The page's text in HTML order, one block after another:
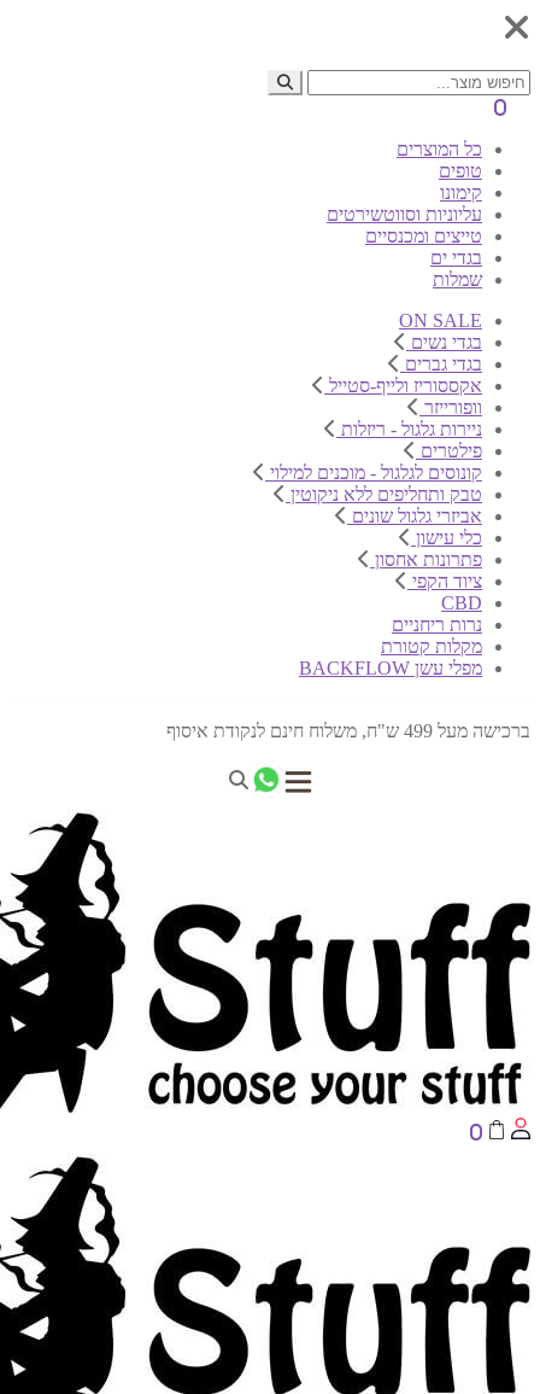
0
כל המוצרים
טופים
קימונו
עליוניות וסווטשירטים
טייצים ומכנסיים
בגדי ים
שמלות
ON SALE
בגדי נשים
בגדי גברים
אקססוריז ולייף-סטייל
וופורייזר
ניירות גלגול - ריזלות
פילטרים
קונוסים לגלגול - מוכנים למילוי
טבק ותחליפים ללא ניקוטין
אביזרי גלגול שונים
כלי עישון
פתרונות אחסון
ציוד הקפי
CBD
נרות ריחניים
מקלות קטורת
מפלי עשן BACKFLOW
ברכישה מעל 499 ש"ח, משלוח חינם לנקודת איסוף